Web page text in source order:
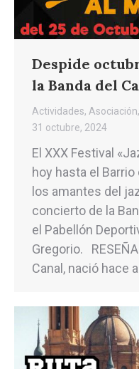
Despide
la Banda del
Actividades, Asociación,
31 octubre, 2024
El XXX Festival
hoy hasta el Barrio
los amantes del
concierto de la
el Pabellón
Gregorio. RESEÑA
Canal, nació hace